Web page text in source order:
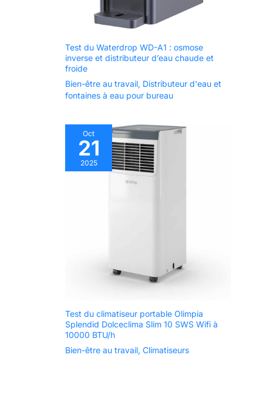
Test du Waterdrop WD-A1 : osmose
inverse et distributeur d’eau chaude et
froide
Bien-être au travail, Distributeur d'eau et
fontaines à eau pour bureau
Oct
21
2025
Test du climatiseur portable Olimpia
Splendid Dolceclima Slim 10 SWS Wifi à
10000 BTU/h
Bien-être au travail, Climatiseurs